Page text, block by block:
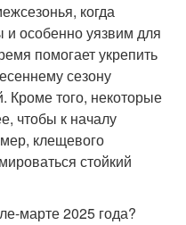
когда
и особенно уязвим для
помогает укрепить
сезону
Кроме того, некоторые
чтобы к началу
клещевого
стойкий
марте 2025 года?